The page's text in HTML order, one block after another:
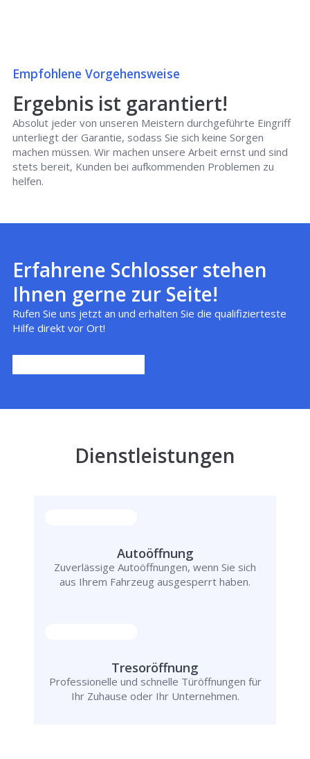
Empfohlene Vorgehensweise
Ergebnis ist garantiert!
Absolut jeder von unseren Meistern durchgeführte Eingriff
unterliegt der Garantie, sodass Sie sich keine Sorgen
machen müssen. Wir machen unsere Arbeit ernst und sind
stets bereit, Kunden bei aufkommenden Problemen zu
helfen.
Erfahrene Schlosser stehen
Ihnen gerne zur Seite!
Rufen Sie uns jetzt an und erhalten Sie die qualifizierteste
Hilfe direkt vor Ort!
Dienstleistungen
Autoöffnung
Zuverlässige Autoöffnungen, wenn Sie sich
aus Ihrem Fahrzeug ausgesperrt haben.
Tresoröffnung
Professionelle und schnelle Türöffnungen für
Ihr Zuhause oder Ihr Unternehmen.